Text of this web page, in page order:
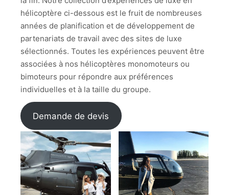
hélicoptère ci-dessous est le fruit de nombreuses
années de planification et de développement de
partenariats de travail avec des sites de luxe
sélectionnés. Toutes les expériences peuvent être
associées à nos hélicoptères monomoteurs ou
bimoteurs pour répondre aux préférences
individuelles et à la taille du groupe.
Demande de devis